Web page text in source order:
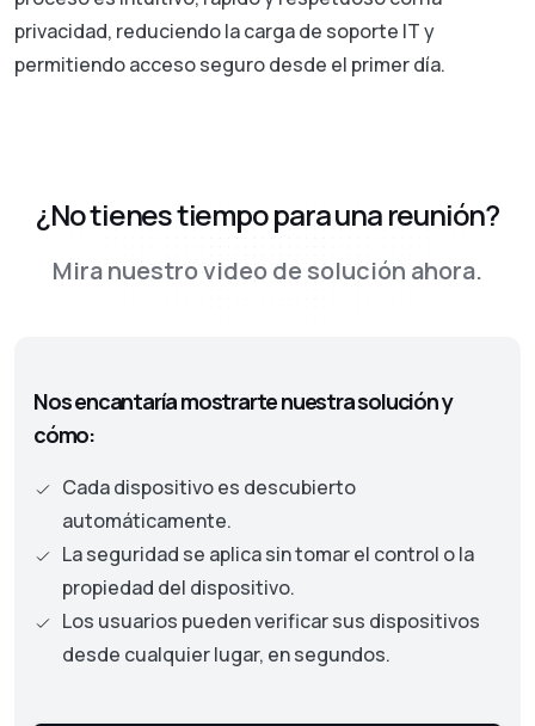
privacidad, reduciendo la carga de soporte IT y
permitiendo acceso seguro desde el primer día.
¿No tienes tiempo para una reunión?
Mira nuestro video de solución ahora.
Nos encantaría mostrarte nuestra solución y
cómo:
Cada dispositivo es descubierto
automáticamente.
La seguridad se aplica sin tomar el control o la
propiedad del dispositivo.
Los usuarios pueden verificar sus dispositivos
desde cualquier lugar, en segundos.